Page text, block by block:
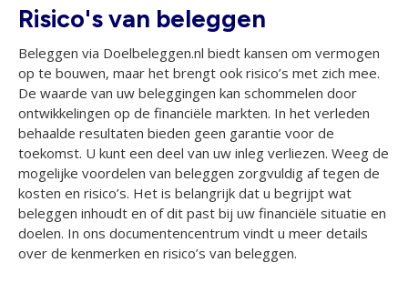
Risico's van beleggen
Beleggen via Doelbeleggen.nl biedt kansen om vermogen
op te bouwen, maar het brengt ook risico’s met zich mee.
De waarde van uw beleggingen kan schommelen door
ontwikkelingen op de financiële markten. In het verleden
behaalde resultaten bieden geen garantie voor de
toekomst. U kunt een deel van uw inleg verliezen. Weeg de
mogelijke voordelen van beleggen zorgvuldig af tegen de
kosten en risico’s. Het is belangrijk dat u begrijpt wat
beleggen inhoudt en of dit past bij uw financiële situatie en
doelen. In ons documentencentrum vindt u meer details
over de kenmerken en risico’s van beleggen.